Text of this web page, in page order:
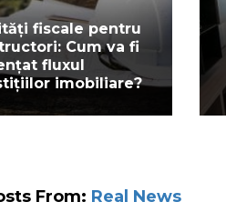
fiscale pentru
Cum va fi
fluxul
imobiliare?
From: Real News